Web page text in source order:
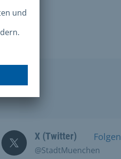
X (Twitter)
@StadtMuenchen
Folgen